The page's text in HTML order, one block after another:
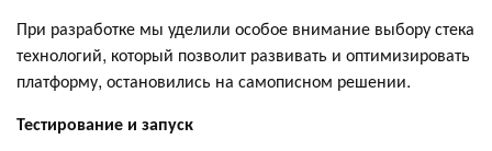
При разработке мы уделили особое внимание выбору стека
технологий, который позволит развивать и оптимизировать
платформу, остановились на самописном решении.
Тестирование и запуск